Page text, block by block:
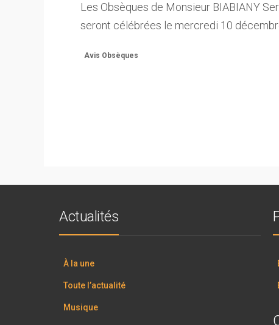
Les Obsèques de Monsieur BIABIANY
seront célébrées le mercredi 10
Avis Obsèques
Actualités
À la une
Toute l’actualité
Musique